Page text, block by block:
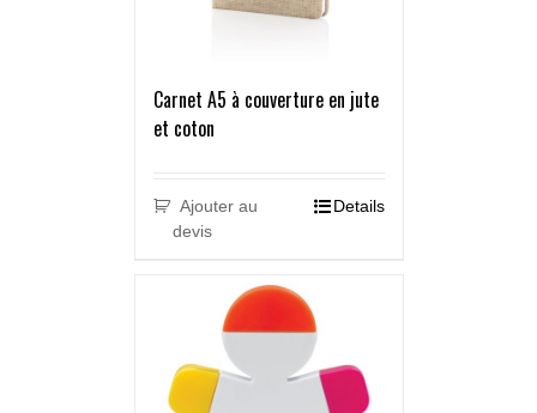
Carnet A5 à couverture en jute
et coton
Ajouter au
devis
Details